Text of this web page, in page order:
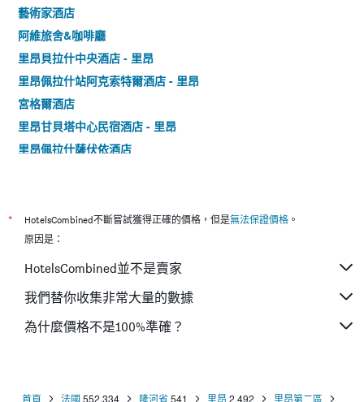
藝術家酒店
阿維旅舍&咖啡廳
里昂貝拉什中央酒店 - 里昂
里昂佩拉什站阿克索特爾酒店 - 里昂
宮格爾酒店
里昂甘貝塔中心民宿酒店 - 里昂
里昂佩拉什薩伏依酒店
鐘樓里昂中央車站佩拉切康弗倫斯酒店 - 里昂
貝爾利沃茲酒店 - 里昂
里昂帕迪奧坦波伊姆酒店 - 里昂
杜博斯特酒店 - 里昂
鐘樓里昂中央貝爾奇羅納酒店
* HotelsCombined不斷嘗試獲得正確的價格，但是無法保證價格 。
原因是：
HotelsCombined並不是賣家
我們替你收集非常大量的數據
為什麼價格不是100%準確？
首頁 法國 552,334 隆河省541 里昂 2,492 里昂第二區